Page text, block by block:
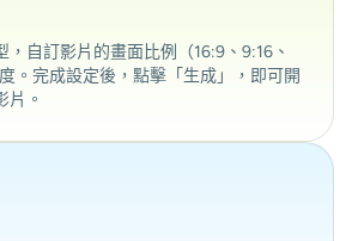
，自訂影片的畫面比例（16:9、9:16、
。完成設定後，點擊「生成」，即可開
片。